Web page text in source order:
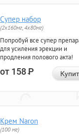
Супер набор
(2х160мг, 4х80мг)
Попробуй все супер
для усиления эрекции и
продления полового акта!
от 158Р
Крем Naron
(100 мг)